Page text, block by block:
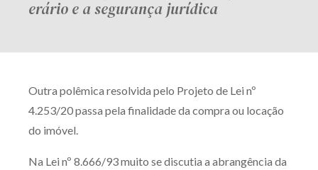
erário e a segurança jurídica
Outra polêmica resolvida pelo Projeto de Lei nº
4.253/20 passa pela finalidade da compra ou locação
do imóvel.
Na Lei nº 8.666/93 muito se discutia a abrangência da